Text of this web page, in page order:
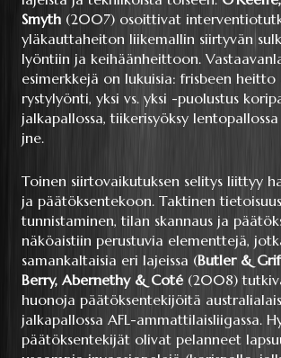
Smyth (2007) osoittivat
yläkauttaheiton liikemallin siirtyvän
lyöntiin ja keihäänheittoon.
esimerkkejä on lukuisia: frisbeen heitto
rystylyönti, yksi vs. yksi -puolustus
jalkapallossa, tiikerisyöksy lentopallossa
jne.
Toinen siirtovaikutuksen selitys liittyy
ja päätöksentekoon. Taktinen
tunnistaminen, tilan skannaus ja
näköaistiin perustuvia elementtejä,
samankaltaisia eri lajeissa (Butler &
Berry, Abernethy & Coté (2008)
huonoja päätöksentekijöitä
jalkapallossa AFL-ammattilaisliigassa.
päätöksentekijät olivat pelanneet